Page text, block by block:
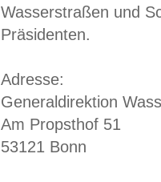
Wasserstraßen und
Präsidenten.
Adresse:
Generaldirektion
Am Propsthof 51
53121 Bonn